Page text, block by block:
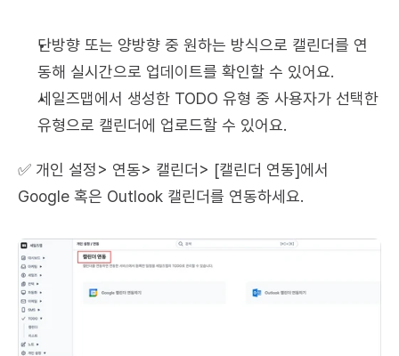
단방향 또는 양방향 중 원하는 방식으로 캘린더를 연
동해 실시간으로 업데이트를 확인할 수 있어요.
세일즈맵에서 생성한 TODO 유형 중 사용자가 선택한
유형으로 캘린더에 업로드할 수 있어요.
✅ 개인 설정> 연동> 캘린더> [캘린더 연동]에서
Google 혹은 Outlook 캘린더를 연동하세요.